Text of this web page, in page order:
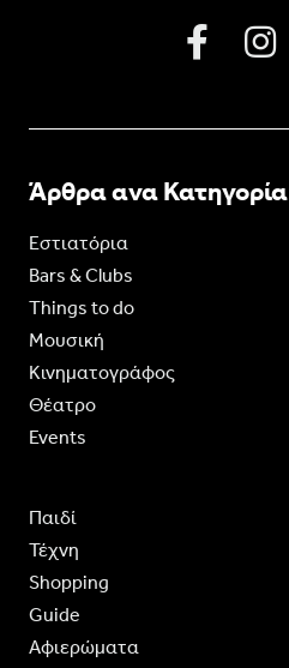
Άρθρα ανα Κατηγορία
Εστιατόρια
Bars & Clubs
Things to do
Moυσική
Κινηματογράφος
Θέατρο
Events
Παιδί
Τέχνη
Shopping
Guide
Aφιερώματα